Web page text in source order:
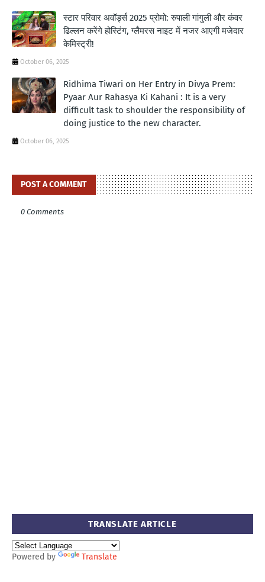
स्टार परिवार अवॉर्ड्स 2025 प्रोमो: रुपाली गांगुली और कंवर
ढिल्लन करेंगे होस्टिंग, ग्लैमरस नाइट में नजर आएगी मजेदार
केमिस्ट्री!
October 06, 2025
Ridhima Tiwari on Her Entry in Divya Prem:
Pyaar Aur Rahasya Ki Kahani : It is a very
difficult task to shoulder the responsibility of
doing justice to the new character.
October 06, 2025
POST A COMMENT
0 Comments
TRANSLATE ARTICLE
Powered by Translate